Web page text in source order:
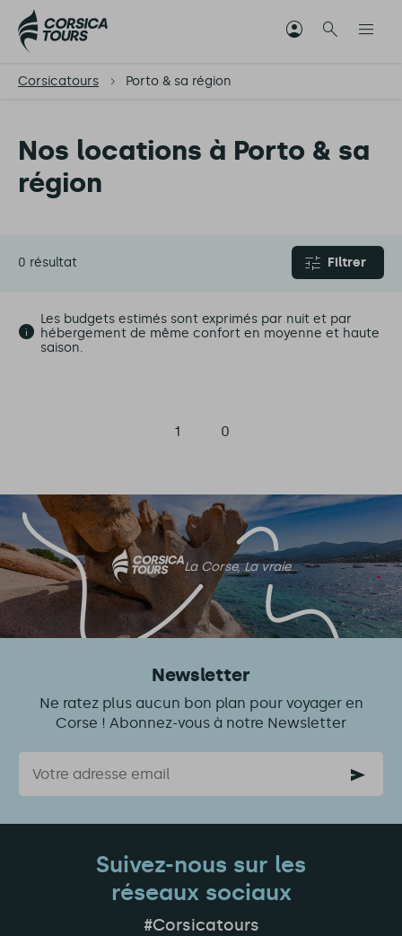
Corsicatours Porto & sa région
Nos locations à Porto & sa
région
0 résultat Filtrer
Les budgets estimés sont exprimés par nuit et par
hébergement de même confort en moyenne et haute
saison.
1 0
La Corse, La vraie
Newsletter
Ne ratez plus aucun bon plan pour voyager en
Corse ! Abonnez-vous à notre Newsletter
Courriel
Suivez-nous sur les
réseaux sociaux
#Corsicatours